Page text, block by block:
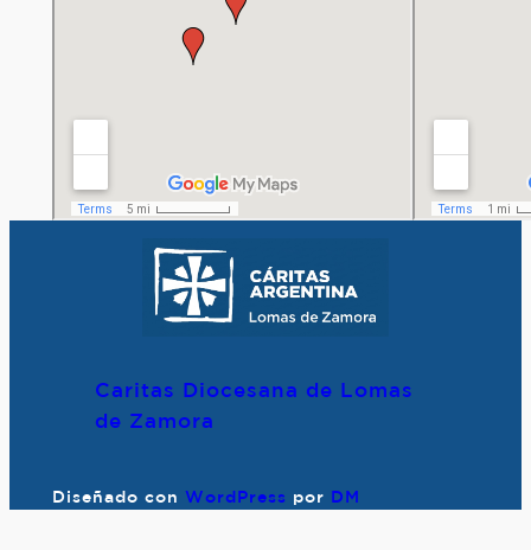
Caritas Diocesana de Lomas
de Zamora
Diseñado con WordPress por DM